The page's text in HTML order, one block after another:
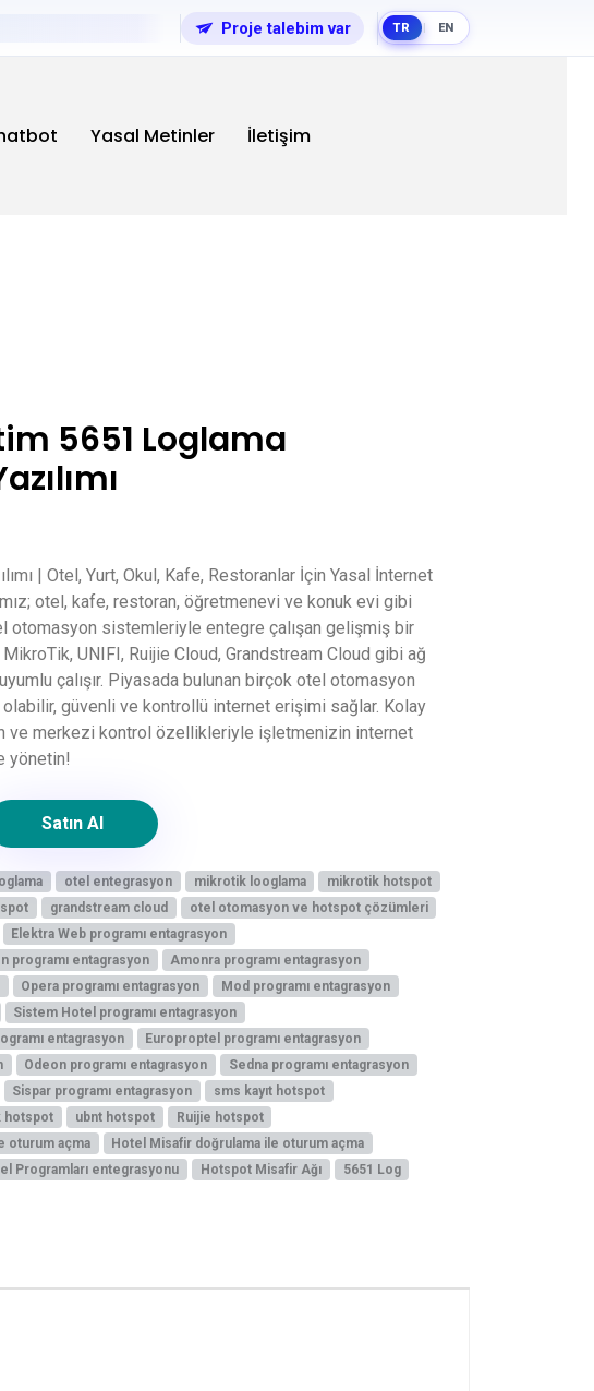
Proje talebim var TR EN
Yasal Metinler İletişim
5651 Loglama
| Otel, Yurt, Okul, Kafe, Restoranlar İçin Yasal İnternet
otel, kafe, restoran, öğretmenevi ve konuk evi gibi
otomasyon sistemleriyle entegre çalışan gelişmiş bir
UNIFI, Ruijie Cloud, Grandstream Cloud gibi ağ
çalışır. Piyasada bulunan birçok otel otomasyon
güvenli ve kontrollü internet erişimi sağlar. Kolay
ve merkezi kontrol özellikleriyle işletmenizin internet
yönetin!
Satın Al
otel entegrasyon mikrotik looglama
mikrotik hotspot
grandstream cloud
otel otomasyon ve hotspot çözümleri
Elektra Web programı entagrasyon
programı entagrasyon
Amonra programı entagrasyon
Opera programı entagrasyon
Mod programı entagrasyon
Sistem Hotel programı entagrasyon
entagrasyon
Europroptel programı entagrasyon
Odeon programı entagrasyon
Sedna programı entagrasyon
Sispar programı entagrasyon
sms kayıt hotspot
hotspot ubnt hotspot
Ruijie hotspot
oturum açma
Hotel Misafir doğrulama ile oturum açma
Programları entegrasyonu Hotspot Misafir Ağı 5651 Log